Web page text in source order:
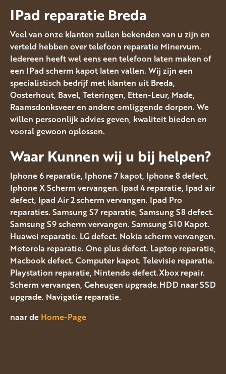
IPad reparatie Breda
Veel van onze klanten zullen bekenden van u zijn en
verteld hebben over telefoon reparatie Minervum.
Iedereen heeft wel eens een telefoon laten maken of
een IPad scherm kapot laten vallen. Wij zijn een
specialistisch bedrijf met klanten uit Breda,
Oosterhout, Bavel, Teteringen, Etten-Leur, Made,
Raamsdonksveer en andere omliggende dorpen. We
willen persoonlijk advies geven, kwaliteit bieden en
vooral gewoon oplossen.
Waar Kunnen wij u bij helpen?
Iphone 6 reparatie, Iphone 7 kapot, Iphone 8 defect,
Iphone X Scherm vervangen. Ipad 4 reparatie, Ipad air
defect, Ipad Air 2 scherm vervangen. Ipad Pro
reparaties. Samsung S7 reparatie, Samsung S8 defect.
Samsung S9 scherm vervangen. Samsung S10 Kapot.
Huawei reparatie. LG defect. Nokia scherm vervangen.
Motorola reparatie. One plus defect. Laptop reparatie,
Macbook defect. Computer kapot. Televisie reparatie.
Playstation reparatie, Nintendo defect.Xbox repair.
Scherm vervangen, Geheugen upgrade.HDD naar SSD
upgrade. Navigatie reparatie.
naar de Home-Page